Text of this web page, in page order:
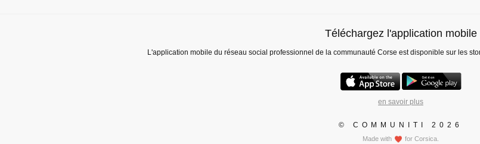
Téléchargez l'application mobile
L'application mobile du réseau social professionnel de la communauté Corse est disponible sur les
en savoir plus
© COMMUNITI 2026
Made with for Corsica.